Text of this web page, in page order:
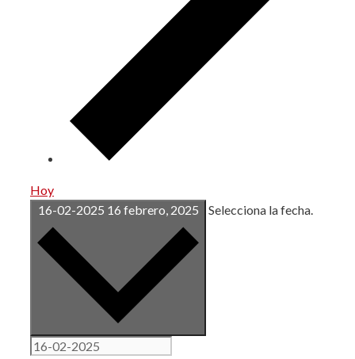
Hoy
16-02-2025 16 febrero, 2025 Selecciona la fecha.